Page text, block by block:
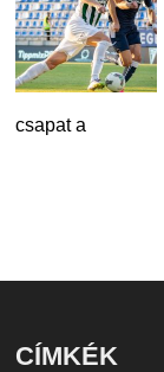
csapat a
CÍMKÉK